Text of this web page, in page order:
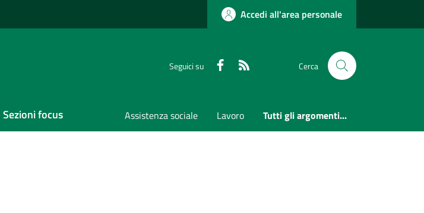
Accedi all'area personale
Seguici su Faceboook Cerca
Sezioni focus Assistenza sociale Lavoro Tutti gli argomenti...